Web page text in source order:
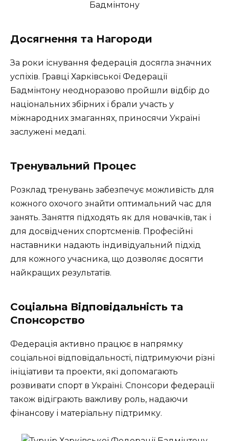
Досягнення та Нагороди
За роки існування федерація досягла значних
успіхів. Гравці Харківської Федерації
Бадмінтону неодноразово пройшли відбір до
національних збірних і брали участь у
міжнародних змаганнях, приносячи Україні
заслужені медалі.
Тренувальний Процес
Розклад тренувань забезпечує можливість для
кожного охочого знайти оптимальний час для
занять. Заняття підходять як для новачків, так і
для досвідчених спортсменів. Професійні
наставники надають індивідуальний підхід
для кожного учасника, що дозволяє досягти
найкращих результатів.
Соціальна Відповідальність та
Спонсорство
Федерація активно працює в напрямку
соціальної відповідальності, підтримуючи різні
ініціативи та проекти, які допомагають
розвивати спорт в Україні. Спонсори федерації
також відіграють важливу роль, надаючи
фінансову і матеріальну підтримку.